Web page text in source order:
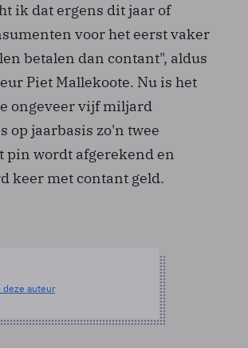
ik dat ergens dit jaar of
voor het eerst vaker
betalen dan contant", aldus
Piet Mallekoote. Nu is het
ongeveer vijf miljard
op jaarbasis zo'n twee
pin wordt afgerekend en
keer met contant geld.
deze auteur